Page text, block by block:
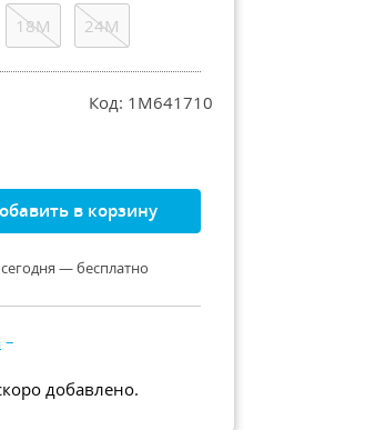
18М 24М
Код: 1M641710
в корзину
— бесплатно
–
добавлено.